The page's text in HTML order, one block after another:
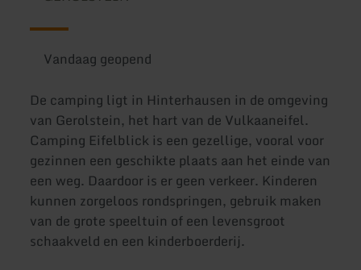
Vandaag geopend
De camping ligt in Hinterhausen in de omgeving
van Gerolstein, het hart van de Vulkaaneifel.
Camping Eifelblick is een gezellige, vooral voor
gezinnen een geschikte plaats aan het einde van
een weg. Daardoor is er geen verkeer. Kinderen
kunnen zorgeloos rondspringen, gebruik maken
van de grote speeltuin of een levensgroot
schaakveld en een kinderboerderij.